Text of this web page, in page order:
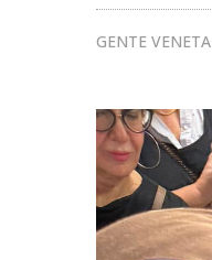
GENTE VENETA